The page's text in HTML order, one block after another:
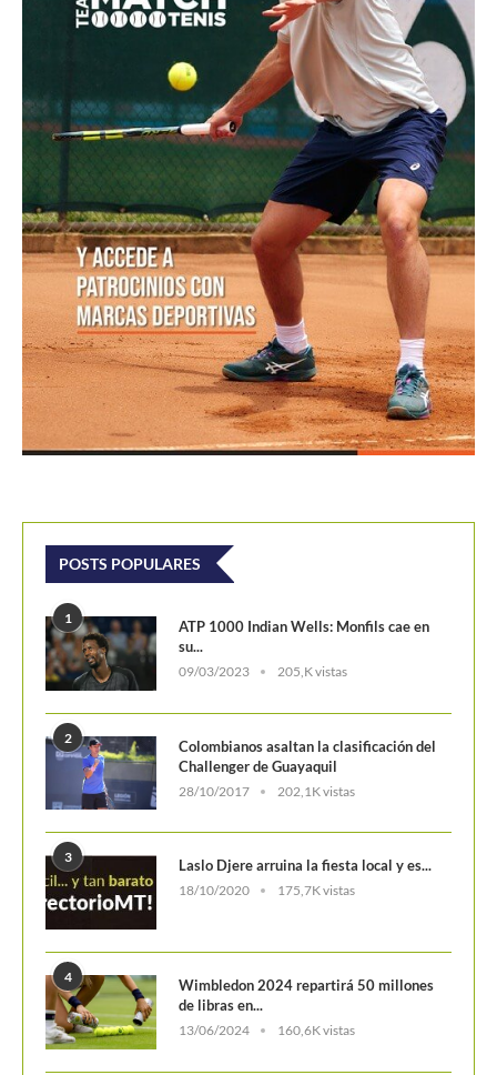
POSTS POPULARES
1
ATP 1000 Indian Wells: Monfils cae en
su...
09/03/2023 205,K vistas
2
Colombianos asaltan la clasificación del
Challenger de Guayaquil
28/10/2017 202,1K vistas
Laslo Djere arruina la fiesta local y es...
18/10/2020
4
Wimbledon 2024 repartirá 50 millones
de libras en...
5 WTA Finals 2024: Cuadro principal
29/10/2024 156,7K vistas